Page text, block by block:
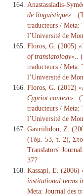
Anastassiadis-
de linguistique».
.
traducteurs / Meta:
l’Université de
Floros, G. (2005)
of translatology».
traducteurs / Meta:
l’Université de
Floros, G. (2012)
Cypriot context».
.
traducteurs / Meta:
l’Université de
Gavriilidou, Z.
(Τόμ. 53, τ. 2),
Translators'
377
Kassapi, E. (2006)
institutional terms
Meta: Journal des